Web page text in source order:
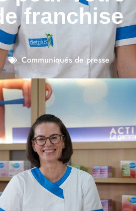
franchise
Communiqués de presse